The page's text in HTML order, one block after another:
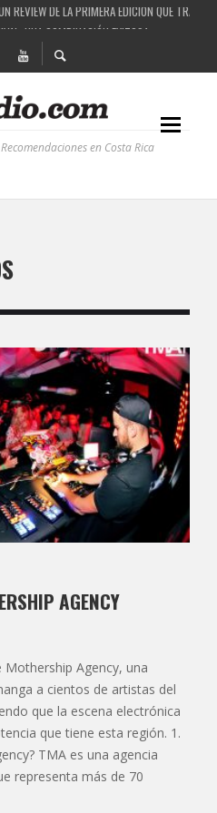
REVIEW DE LA PRIMERA EDICIÓN QUE TRAJO
UNA COMBINACIÓN EXITOSA
ESTÁ TRANSFORMANDO LA CALIDAD DE
BBC RADIOPHONIC WORKSHOP
en Costa Rica
AGENCY
Agency, una
a cientos de artistas del
que la escena electrónica
que tiene esta región. 1.
TMA es una agencia
representa más de 70